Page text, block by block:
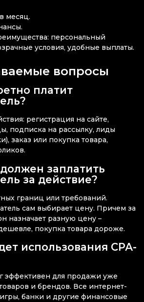
месяц.
персональный
условия, удобные выплаты.
вопросы
платит
регистрация на сайте,
подписка на рассылку, лиды
заказ или покупка товара,
заплатить
за действие?
границ или требований.
сам выбирает цену. Причем за
назначает разную цену –
покупка товара дороже.
использования СРА-
эффективен для продажи уже
и брендов. Все интернет-
банки и другие финансовые